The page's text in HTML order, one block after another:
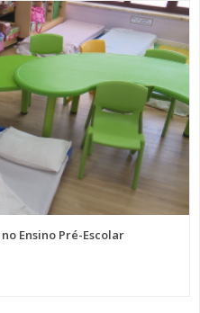
Ensino Pré-Escolar